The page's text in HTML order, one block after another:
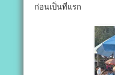
ก่อนเป็นที่แรก